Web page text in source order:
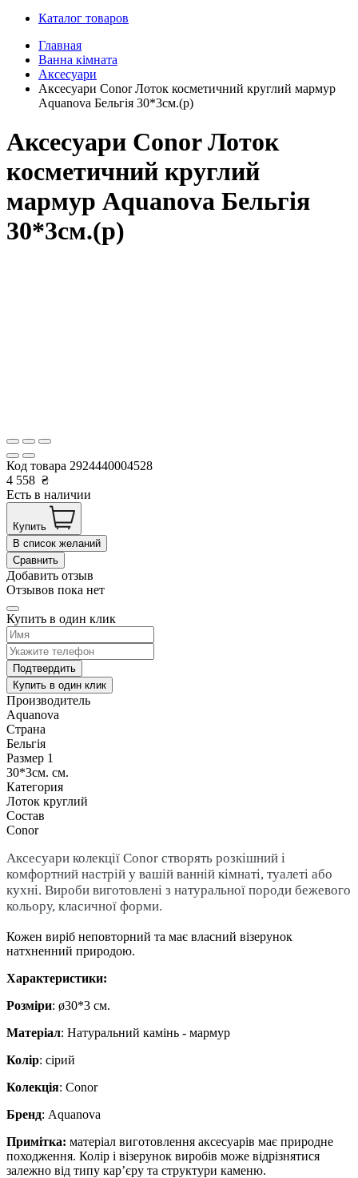
Каталог товаров
Главная
Ванна кімната
Аксесуари
Аксесуари Conor Лоток косметичний круглий мармур
Aquanova Бельгія 30*3см.(р)
Аксесуари Conor Лоток
косметичний круглий
мармур Aquanova Бельгія
30*3см.(р)
Код товара 2924440004528
4 558 ₴
Есть в наличии
Купить
В список желаний
Сравнить
Добавить отзыв
Отзывов пока нет
Купить в один клик
Подтвердить
Купить в один клик
Производитель
Aquanova
Страна
Бельгія
Размер 1
30*3см. см.
Категория
Лоток круглий
Состав
Conor
Аксесуари колекції Conor створять розкішний і
комфортний настрій у вашій ванній кімнаті, туалеті або
кухні. Вироби виготовлені з натуральної породи бежевого
кольору, класичної форми.
Кожен виріб неповторний та має власний візерунок
натхненний природою.
​​​​​​​Характеристики:
Розміри: ø30*3 см.
Матеріал: Натуральний камінь - мармур
Колір: сірий
Колекція: Conor
Бренд: Aquanova
Примітка: матеріал виготовлення аксесуарів має природне
походження. Колір і візерунок виробів може відрізнятися
залежно від типу кар’єру та структури каменю.